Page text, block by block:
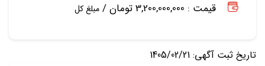
قیمت : 3,200,000,000 تومان /
مبلغ کل
تاریخ ثبت آگهی: 1405/02/21